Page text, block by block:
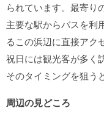
られています。最寄り
主要な駅からバスを利
るこの浜辺に直接アク
祝日には観光客が多く
そのタイミングを狙う
周辺の見どころ